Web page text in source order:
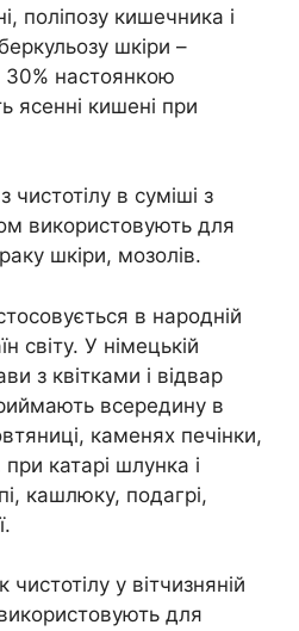
поліпозу кишечника і
шкіри –
30% настоянкою
ясенні кишені при
в суміші з
використовують для
шкіри, мозолів.
в народній
світу. У німецькій
з квітками і відвар
всередину в
каменях печінки,
катарі шлунка і
кашлюку, подагрі,
у вітчизняній
для